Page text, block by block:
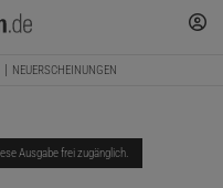
NEUERSCHEINUNGEN
Ausgabe frei zugänglich.